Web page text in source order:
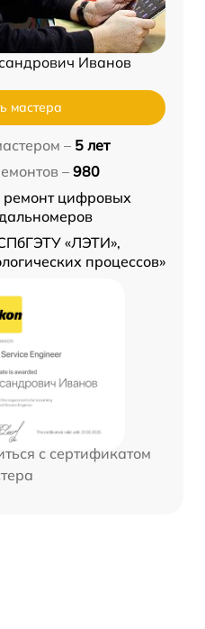
Иванов
мастера
– 5 лет
– 980
ремонт цифровых
«ЛЭТИ»,
процессов»
с сертификатом